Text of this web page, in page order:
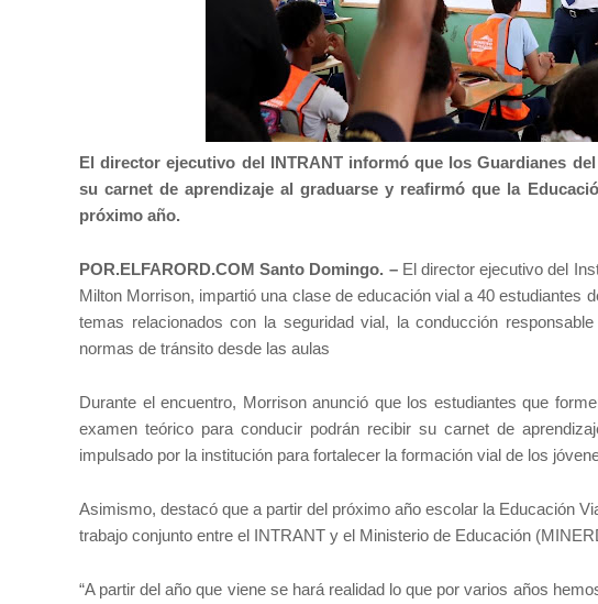
El director ejecutivo del INTRANT informó que los Guardianes
su carnet de aprendizaje al graduarse y reafirmó que la
próximo año.
POR.ELFARORD.COM Santo Domingo. – El director ejecutivo del
Milton Morrison, impartió una clase de educación vial a 40 estudiantes
temas relacionados con la seguridad vial, la conducción
normas de tránsito desde las aulas
Durante el encuentro, Morrison anunció que los estudiantes que
examen teórico para conducir podrán recibir su carnet de
impulsado por la institución para fortalecer la formación vial de los
Asimismo, destacó que a partir del próximo año escolar la Educación
trabajo conjunto entre el INTRANT y el Ministerio de Educación
“A partir del año que viene se hará realidad lo que por varios años